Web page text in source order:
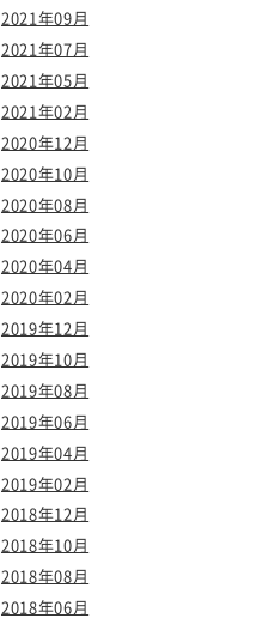
2021年09月
2021年07月
2021年05月
2021年02月
2020年12月
2020年10月
2020年08月
2020年06月
2020年04月
2020年02月
2019年12月
2019年10月
2019年08月
2019年06月
2019年04月
2019年02月
2018年12月
2018年10月
2018年08月
2018年06月